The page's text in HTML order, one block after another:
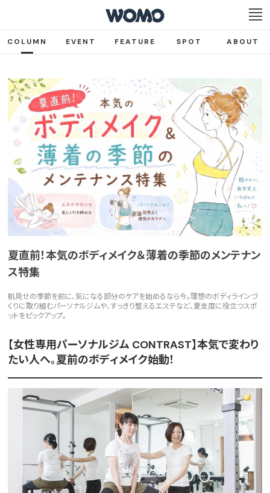
COLUMN EVENT FEATURE SPOT ABOUT
夏直前！本気のボディメイク＆薄着の季節のメンテナン
ス特集
肌見せの季節を前に、気になる部分のケアを始めるなら今。理想のボディラインづ
くりに取り組むパーソナルジムや、すっきり整えるエステなど、夏支度に役立つスポ
ットをピックアップ。
【女性専用パーソナルジム CONTRAST】本気で変わり
たい人へ。夏前のボディメイク始動！